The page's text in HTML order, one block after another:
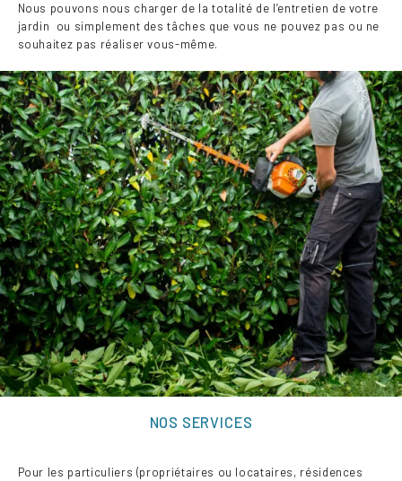
Nous pouvons nous charger de la totalité de l’entretien de votre
jardin ou simplement des tâches que vous ne pouvez pas ou ne
souhaitez pas réaliser vous-même.
NOS SERVICES
Pour les particuliers (propriétaires ou locataires, résidences